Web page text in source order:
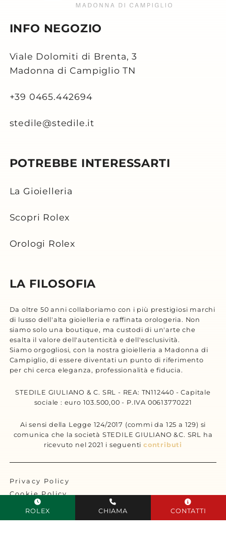
ROLEX CHIAMA CONTATTI
INFO NEGOZIO
Viale Dolomiti di Brenta, 3
Madonna di Campiglio TN
+39 0465.442694
stedile@stedile.it
POTREBBE INTERESSARTI
La Gioielleria
Scopri Rolex
Orologi Rolex
LA FILOSOFIA
Da oltre 50 anni collaboriamo con i più prestigiosi marchi
di lusso dell'alta gioielleria e raffinata orologeria. Non
siamo solo una boutique, ma custodi di un'arte che
esalta il valore dell'autenticità e dell'esclusività.
Siamo orgogliosi, con la nostra gioielleria a Madonna di
Campiglio, di essere diventati un punto di riferimento
per chi cerca eleganza, professionalità e fiducia.
STEDILE GIULIANO & C. SRL - REA: TN112440 - Capitale
sociale : euro 103.500,00 - P.IVA 00613770221
Ai sensi della Legge 124/2017 (commi da 125 a 129) si
comunica che la società STEDILE GIULIANO &C. SRL ha
ricevuto nel 2021 i seguenticontributi
Privacy Policy
Cookie Policy
Sitemap
Designed by Tecnoprogress